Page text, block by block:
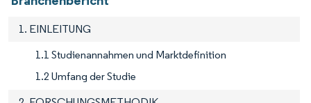
1. EINLEITUNG
1.1 Studienannahmen und Marktdefinition
1.2 Umfang der Studie